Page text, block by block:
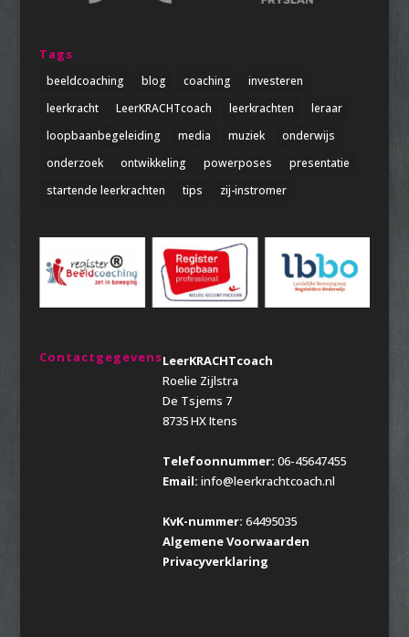
Tags
beeldcoaching blog coaching
investeren
leerkracht
LeerKRACHTcoach leerkrachten
leraar
loopbaanbegeleiding
media muziek
onderwijs
onderzoek
ontwikkeling powerposes
presentatie
startende leerkrachten
tips zij-instromer
ContactgegevensLeerKRACHTcoach
Roelie Zijlstra
De Tsjems 7
8735 HX Itens
Telefoonnummer: 06-45647455
Email: info@leerkrachtcoach.nl
KvK-nummer: 64495035
Algemene Voorwaarden
Privacyverklaring